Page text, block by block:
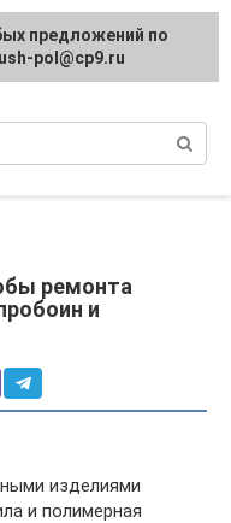
ремонта
и
изделиями
и полимерная
предложений по
pol@cp9.ru